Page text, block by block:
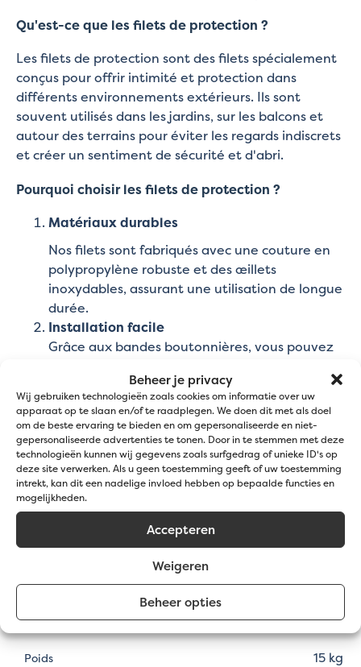
Beheer je privacy
Wij gebruiken technologieën zoals cookies om informatie over uw
apparaat op te slaan en/of te raadplegen. We doen dit met als doel
om de beste ervaring te bieden en om gepersonaliseerde en niet-
gepersonaliseerde advertenties te tonen. Door in te stemmen met deze
technologieën kunnen wij gegevens zoals surfgedrag of unieke ID's op
deze site verwerken. Als u geen toestemming geeft of uw toestemming
intrekt, kan dit een nadelige invloed hebben op bepaalde functies en
mogelijkheden.
Accepteren
Weigeren
Beheer opties
Qu'est-ce que les filets de protection ?
Les filets de protection sont des filets spécialement
conçus pour offrir intimité et protection dans
différents environnements extérieurs. Ils sont
souvent utilisés dans les jardins, sur les balcons et
autour des terrains pour éviter les regards indiscrets
et créer un sentiment de sécurité et d'abri.
Pourquoi choisir les filets de protection ?
Matériaux durables
Nos filets sont fabriqués avec une couture en
polypropylène robuste et des œillets
inoxydables, assurant une utilisation de longue
durée.
Installation facile
Grâce aux bandes boutonnières, vous pouvez
clôture existante.
Intimité et protection
Ces filets offrent jusqu'à 90% de réduction de
la visibilité, ce qui les rend idéaux pour
protéger les jardins privés et les terrains.
Choix de couleurs
Disponible en noir standard et sur commande
Spécifications
Dimensions 1,80m x 50m
Poids 15 kg